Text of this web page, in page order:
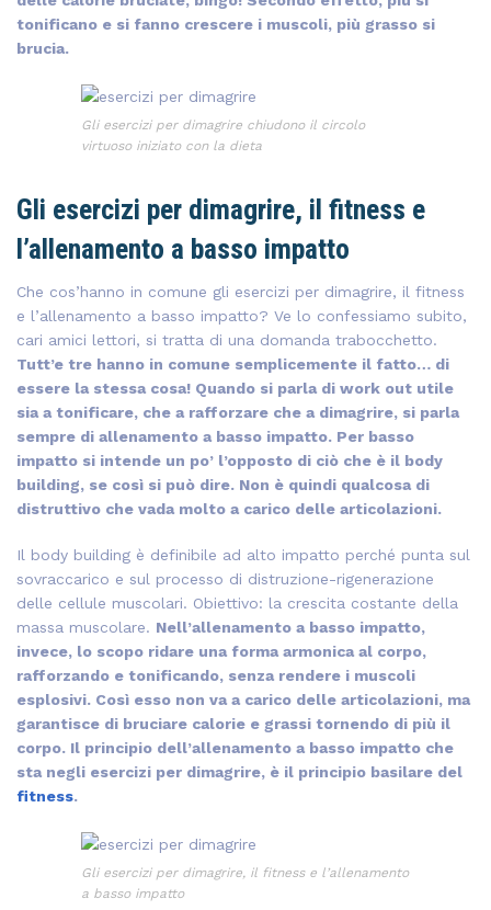
tonificano e si fanno crescere i muscoli, più grasso si
brucia.
Gli esercizi per dimagrire chiudono il circolo
virtuoso iniziato con la dieta
Gli esercizi per dimagrire, il fitness e
l’allenamento a basso impatto
Che cos’hanno in comune gli esercizi per dimagrire, il fitness
e l’allenamento a basso impatto? Ve lo confessiamo subito,
cari amici lettori, si tratta di una domanda trabocchetto.
Tutt’e tre hanno in comune semplicemente il fatto… di
essere la stessa cosa! Quando si parla di work out utile
sia a tonificare, che a rafforzare che a dimagrire, si parla
sempre di allenamento a basso impatto. Per basso
impatto si intende un po’ l’opposto di ciò che è il body
building, se così si può dire. Non è quindi qualcosa di
distruttivo che vada molto a carico delle articolazioni.
Il body building è definibile ad alto impatto perché punta sul
sovraccarico e sul processo di distruzione-rigenerazione
delle cellule muscolari. Obiettivo: la crescita costante della
massa muscolare. Nell’allenamento a basso impatto,
invece, lo scopo ridare una forma armonica al corpo,
rafforzando e tonificando, senza rendere i muscoli
esplosivi. Così esso non va a carico delle articolazioni, ma
garantisce di bruciare calorie e grassi tornendo di più il
corpo. Il principio dell’allenamento a basso impatto che
sta negli esercizi per dimagrire, è il principio basilare del
fitness.
Gli esercizi per dimagrire, il fitness e l’allenamento
a basso impatto